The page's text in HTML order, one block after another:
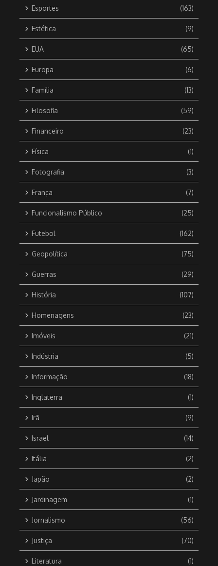
Esportes (163)
Estética (9)
EUA (65)
Europa (6)
Família (13)
Filosofia (59)
Financeiro (23)
Física (1)
Fotografia (3)
França (7)
Funcionalismo Público (25)
Futebol (162)
Geopolítica (75)
Guerras (29)
História (107)
Homenagens (23)
Imóveis (21)
Indústria (5)
Informação (18)
Inglaterra (1)
Irã (9)
Israel (14)
Itália (2)
Japão (2)
Jardinagem (1)
Jornalismo (56)
Justiça (70)
Literatura (1)